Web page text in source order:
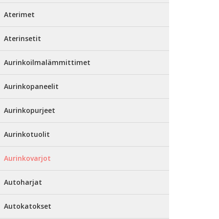
Aterimet
Aterinsetit
Aurinkoilmalämmittimet
Aurinkopaneelit
Aurinkopurjeet
Aurinkotuolit
Aurinkovarjot
Autoharjat
Autokatokset